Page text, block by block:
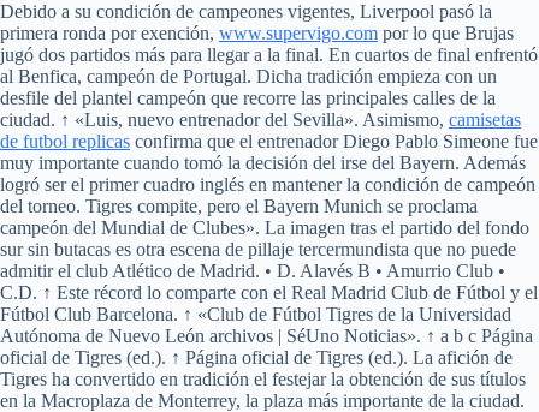
Debido a su condición de campeones vigentes, Liverpool pasó la
primera ronda por exención, www.supervigo.com por lo que Brujas
jugó dos partidos más para llegar a la final. En cuartos de final enfrentó
al Benfica, campeón de Portugal. Dicha tradición empieza con un
desfile del plantel campeón que recorre las principales calles de la
ciudad. ↑ «Luis, nuevo entrenador del Sevilla». Asimismo, camisetas
de futbol replicas confirma que el entrenador Diego Pablo Simeone fue
muy importante cuando tomó la decisión del irse del Bayern. Además
logró ser el primer cuadro inglés en mantener la condición de campeón
del torneo. Tigres compite, pero el Bayern Munich se proclama
campeón del Mundial de Clubes». La imagen tras el partido del fondo
sur sin butacas es otra escena de pillaje tercermundista que no puede
admitir el club Atlético de Madrid. • D. Alavés B • Amurrio Club •
C.D. ↑ Este récord lo comparte con el Real Madrid Club de Fútbol y el
Fútbol Club Barcelona. ↑ «‪Club de Fútbol Tigres de la Universidad
Autónoma de Nuevo León‬ archivos | SéUno Noticias». ↑ a b c Página
oficial de Tigres (ed.). ↑ Página oficial de Tigres (ed.). La afición de
Tigres ha convertido en tradición el festejar la obtención de sus títulos
en la Macroplaza de Monterrey, la plaza más importante de la ciudad.